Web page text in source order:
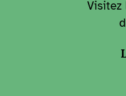
Visitez